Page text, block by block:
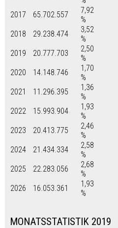
2017
65.702.557
7,92
%
2018
29.238.474
3,52
%
2019
20.777.703
2,50
%
2020
14.148.746
1,70
%
2021
11.296.395
1,36
%
2022
15.993.904
1,93
%
2023
20.413.775
2,46
%
2024
21.434.334
2,58
%
2025
22.283.056
2,68
%
2026
16.053.361
1,93
%
MONATSSTATISTIK 2019